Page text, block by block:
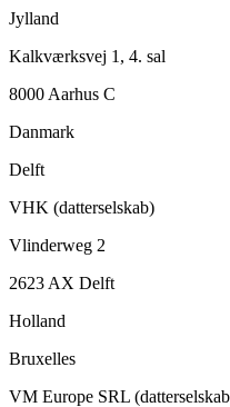
Jylland
Kalkværksvej 1, 4. sal
8000 Aarhus C
Danmark
Delft
VHK (datterselskab)
Vlinderweg 2
2623 AX Delft
Holland
Bruxelles
VM Europe SRL